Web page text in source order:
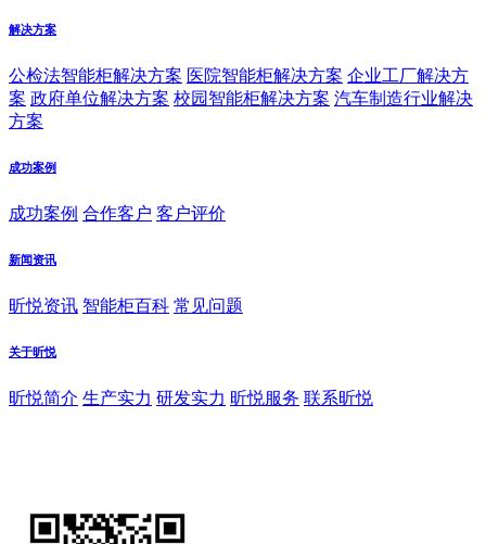
解决方案
公检法智能柜解决方案 医院智能柜解决方案 企业工厂解决方
案 政府单位解决方案 校园智能柜解决方案 汽车制造行业解决
方案
成功案例
成功案例 合作客户 客户评价
新闻资讯
昕悦资讯 智能柜百科 常见问题
关于昕悦
昕悦简介 生产实力 研发实力 昕悦服务 联系昕悦